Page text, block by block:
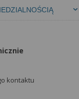
kontaktu